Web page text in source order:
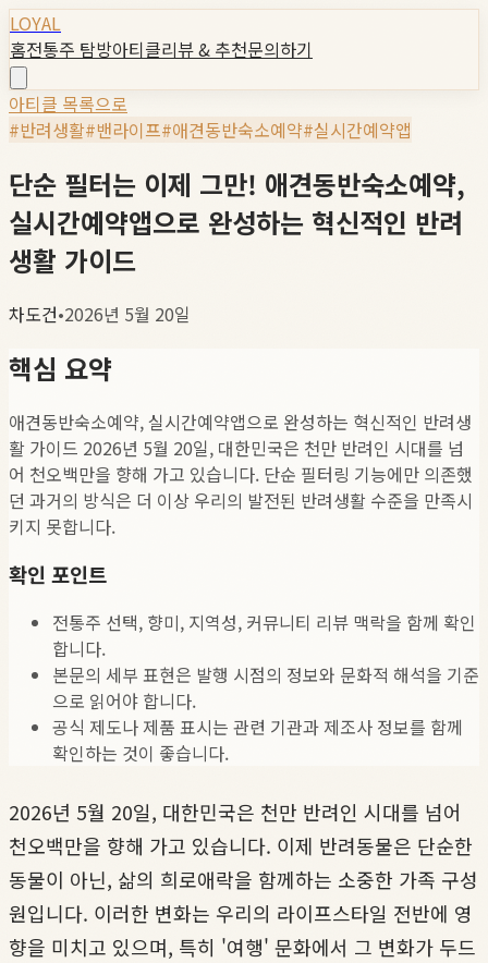
LOYAL
홈전통주 탐방아티클리뷰 & 추천문의하기
아티클 목록으로
#반려생활#밴라이프#애견동반숙소예약#실시간예약앱
단순 필터는 이제 그만! 애견동반숙소예약,
실시간예약앱으로 완성하는 혁신적인 반려
생활 가이드
차도건•2026년 5월 20일
핵심 요약
애견동반숙소예약, 실시간예약앱으로 완성하는 혁신적인 반려생
활 가이드 2026년 5월 20일, 대한민국은 천만 반려인 시대를 넘
어 천오백만을 향해 가고 있습니다. 단순 필터링 기능에만 의존했
던 과거의 방식은 더 이상 우리의 발전된 반려생활 수준을 만족시
키지 못합니다.
확인 포인트
전통주 선택, 향미, 지역성, 커뮤니티 리뷰 맥락을 함께 확인
합니다.
본문의 세부 표현은 발행 시점의 정보와 문화적 해석을 기준
으로 읽어야 합니다.
공식 제도나 제품 표시는 관련 기관과 제조사 정보를 함께
확인하는 것이 좋습니다.
2026년 5월 20일, 대한민국은 천만 반려인 시대를 넘어
천오백만을 향해 가고 있습니다. 이제 반려동물은 단순한
동물이 아닌, 삶의 희로애락을 함께하는 소중한 가족 구성
원입니다. 이러한 변화는 우리의 라이프스타일 전반에 영
향을 미치고 있으며, 특히 '여행' 문화에서 그 변화가 두드